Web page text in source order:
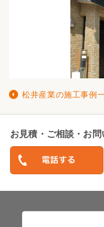
松井産業の施工事例
お見積・ご相談・お